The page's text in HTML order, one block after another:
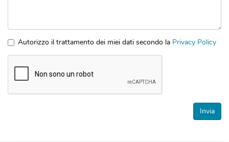
*
Autorizzo il trattamento dei miei dati secondo la Privacy Policy
Invia